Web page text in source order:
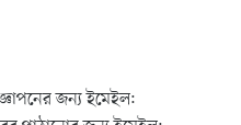
বনভোজনে প্রাণের উচ্ছ্বাস
আল-সাইয়েদকে হারাতে
জন্য ইমেইল: